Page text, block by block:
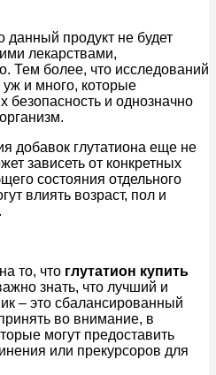
данный продукт не будет
лекарствами,
Тем более, что исследований
уж и много, которые
безопасность и однозначно
добавок глутатиона еще не
зависеть от конкретных
состояния отдельного
влиять возраст, пол и
то, что глутатион купить
знать, что лучший и
– это сбалансированный
во внимание, в
могут предоставить
или прекурсоров для